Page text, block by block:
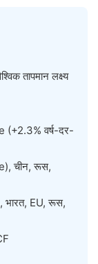
तापमान लक्ष्य
(+2.3% वर्ष-दर-
चीन, रूस,
भारत, EU, रूस,